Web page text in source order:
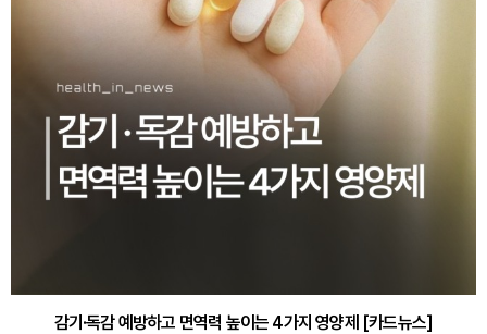
감기·독감 예방하고 면역력 높이는 4가지 영양제 [카드뉴스]